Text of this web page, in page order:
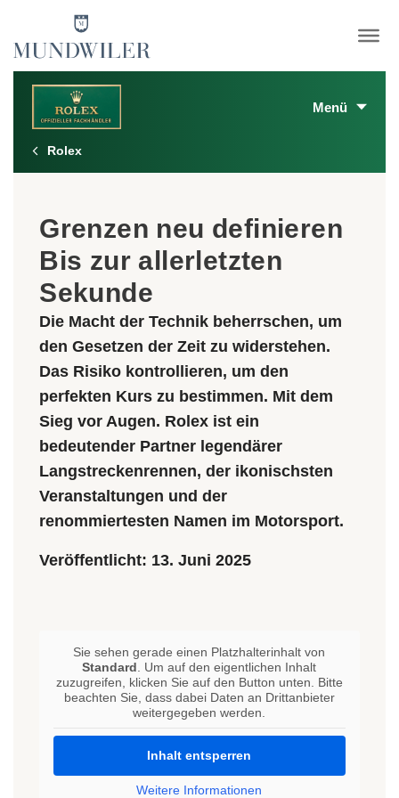
×
Menü
Rolex Armbanduhren
Rolex Accessoires
Neue Modelle 2026
Rolex Uhrmacherkunst
Wartung
Oyster Story
Rolex bei Mundwiler Juwelen
Rolex
Grenzen neu definieren
Bis zur allerletzten
Sekunde
Die Macht der Technik beherrschen, um
den Gesetzen der Zeit zu widerstehen.
Das Risiko kontrollieren, um den
perfekten Kurs zu bestimmen. Mit dem
Sieg vor Augen. Rolex ist ein
bedeutender Partner legendärer
Langstreckenrennen, der ikonischsten
Veranstaltungen und der
renommiertesten Namen im Motorsport.
Veröffentlicht: 13. Juni 2025
Sie sehen gerade einen Platzhalterinhalt von
Standard . Um auf den eigentlichen Inhalt
zuzugreifen, klicken Sie auf den Button unten. Bitte
beachten Sie, dass dabei Daten an Drittanbieter
weitergegeben werden.
Inhalt entsperren
Weitere Informationen